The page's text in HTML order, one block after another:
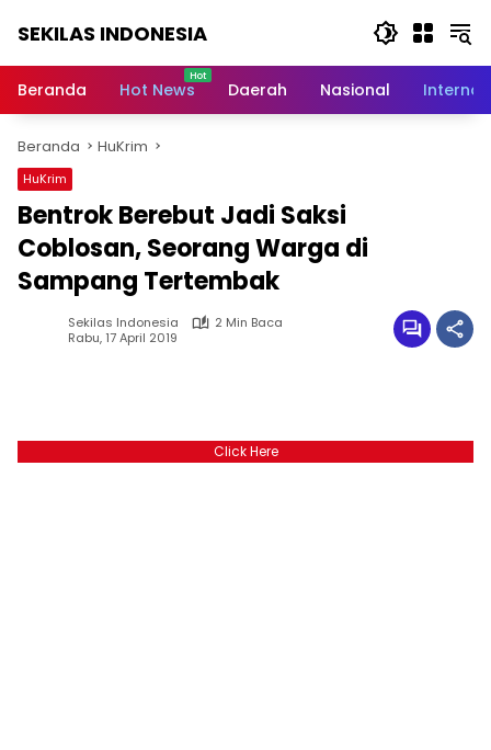
SEKILAS INDONESIA
Terkini,
Latest
World,
Headlines,
News
Today
Beranda Hot News Daerah Nasional
Beranda HuKrim
HuKrim
Bentrok Berebut Jadi Saksi
Coblosan, Seorang Warga di
Sampang Tertembak
Sekilas Indonesia
2 Min Baca
Rabu, 17 April 2019
Click Here